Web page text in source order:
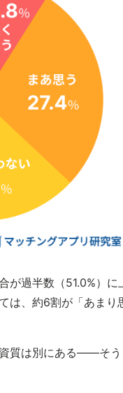
が過半数（51.0%）に
は、約6割が「あまり
資質は別にある——そ